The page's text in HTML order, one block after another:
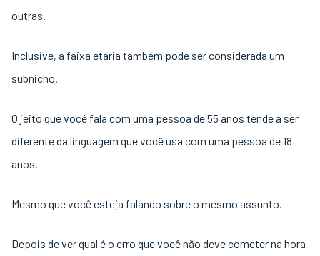
outras.
Inclusive, a faixa etária também pode ser considerada um
subnicho.
O jeito que você fala com uma pessoa de 55 anos tende a ser
diferente da linguagem que você usa com uma pessoa de 18
anos.
Mesmo que você esteja falando sobre o mesmo assunto.
Depois de ver qual é o erro que você não deve cometer na hora